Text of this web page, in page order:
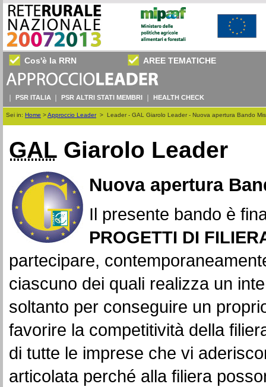
Cos'è la RRN AREE TEMATICHE
PSR ITALIA PSR ALTRI STATI MEMBRI HEALTH CHECK
Sei in: Home >Approccio Leader> Leader - GAL Giarolo Leader - Nuova apertura Bando
GAL Giarolo Leader
Nuova apertura
Il presente bando è
PROGETTI DI
partecipare,
ciascuno dei quali realizza un
soltanto per conseguire un
favorire la competitività della
di tutte le imprese che vi
articolata perché alla filiera